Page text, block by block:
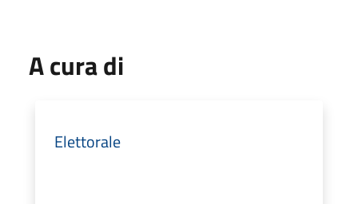
A cura di
Elettorale